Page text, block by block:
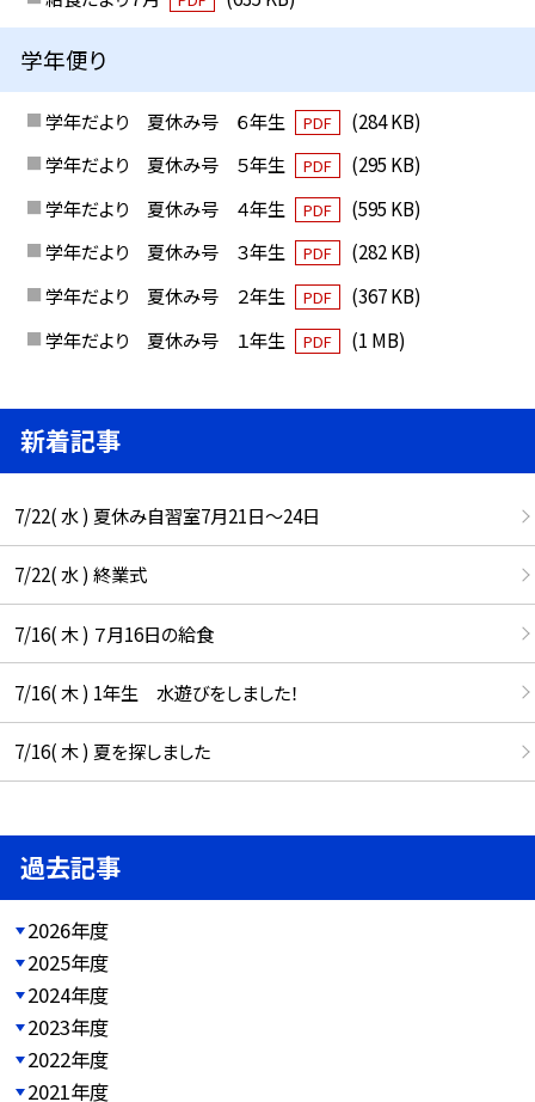
学年便り
学年だより 夏休み号 ６年生 PDF
(284 KB)
学年だより 夏休み号 ５年生
PDF
(295 KB)
学年だより 夏休み号 ４年生
PDF
(595 KB)
学年だより 夏休み号 ３年生
PDF
(282 KB)
学年だより 夏休み号 ２年生
PDF
(367 KB)
学年だより 夏休み号 １年生
PDF (1 MB)
新着記事
7/22( 水 ) 夏休み自習室7月21日〜24日
7/22( 水 ) 終業式
7/16( 木 ) ７月16日の給食
7/16( 木 ) 1年生 水遊びをしました！
7/16( 木 ) 夏を探しました
過去記事
2026年度
2025年度
2024年度
2023年度
2022年度
2021年度